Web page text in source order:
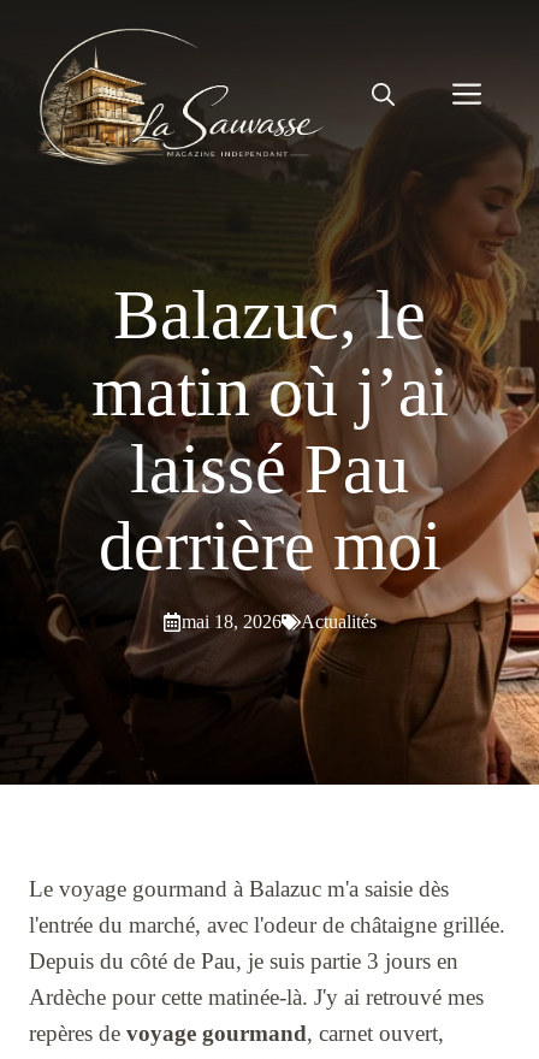
contenu
Balazuc, le
matin où j’ai
laissé Pau
derrière moi
mai 18, 2026 Actualités
Le voyage gourmand à Balazuc m'a saisie dès
l'entrée du marché, avec l'odeur de châtaigne grillée.
Depuis du côté de Pau, je suis partie 3 jours en
Ardèche pour cette matinée-là. J'y ai retrouvé mes
repères de voyage gourmand, carnet ouvert,